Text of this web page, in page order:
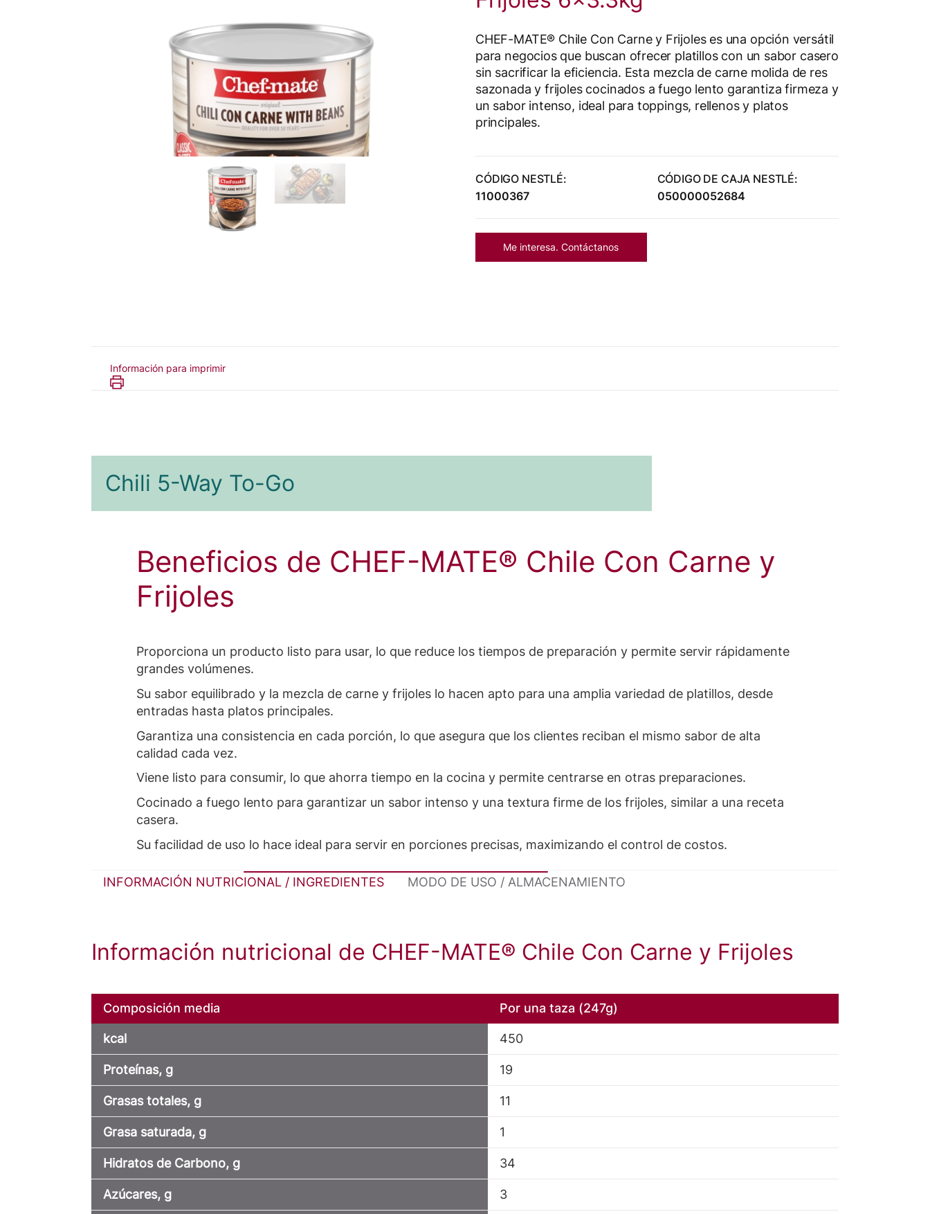
CHEF-MATE® Chile Con Carne y Frijoles es una opción versátil
para negocios que buscan ofrecer platillos con un sabor casero
sin sacrificar la eficiencia. Esta mezcla de carne molida de res
sazonada y frijoles cocinados a fuego lento garantiza firmeza y
un sabor intenso, ideal para toppings, rellenos y platos
principales.
CÓDIGO NESTLÉ:
11000367
CÓDIGO DE CAJA NESTLÉ:
050000052684
Me interesa. Contáctanos
Información para imprimir
Chili 5-Way To-Go
Beneficios de CHEF-MATE® Chile Con Carne y
Frijoles
Proporciona un producto listo para usar, lo que reduce los tiempos de preparación y permite servir rápidamente
grandes volúmenes.
Su sabor equilibrado y la mezcla de carne y frijoles lo hacen apto para una amplia variedad de platillos, desde
entradas hasta platos principales.
Garantiza una consistencia en cada porción, lo que asegura que los clientes reciban el mismo sabor de alta
calidad cada vez.
Viene listo para consumir, lo que ahorra tiempo en la cocina y permite centrarse en otras preparaciones.
Cocinado a fuego lento para garantizar un sabor intenso y una textura firme de los frijoles, similar a una receta
casera.
Su facilidad de uso lo hace ideal para servir en porciones precisas, maximizando el control de costos.
INFORMACIÓN NUTRICIONAL / INGREDIENTES MODO DE USO / ALMACENAMIENTO
Información nutricional de CHEF-MATE® Chile Con Carne y Frijoles
Composición media Por una taza (247g)
kcal 450
Proteínas, g 19
Grasas totales, g 11
Grasa saturada, g 1
Hidratos de Carbono, g 34
Azúcares, g 3